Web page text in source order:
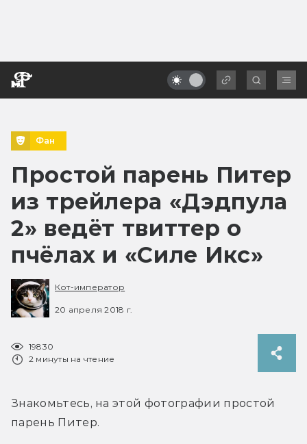
Фан
Простой парень Питер
из трейлера «Дэдпула
2» ведёт твиттер о
пчёлах и «Силе Икс»
Кот-император
20 апреля 2018 г.
19830
2 минуты на чтение
Знакомьтесь, на этой фотографии простой
парень Питер.